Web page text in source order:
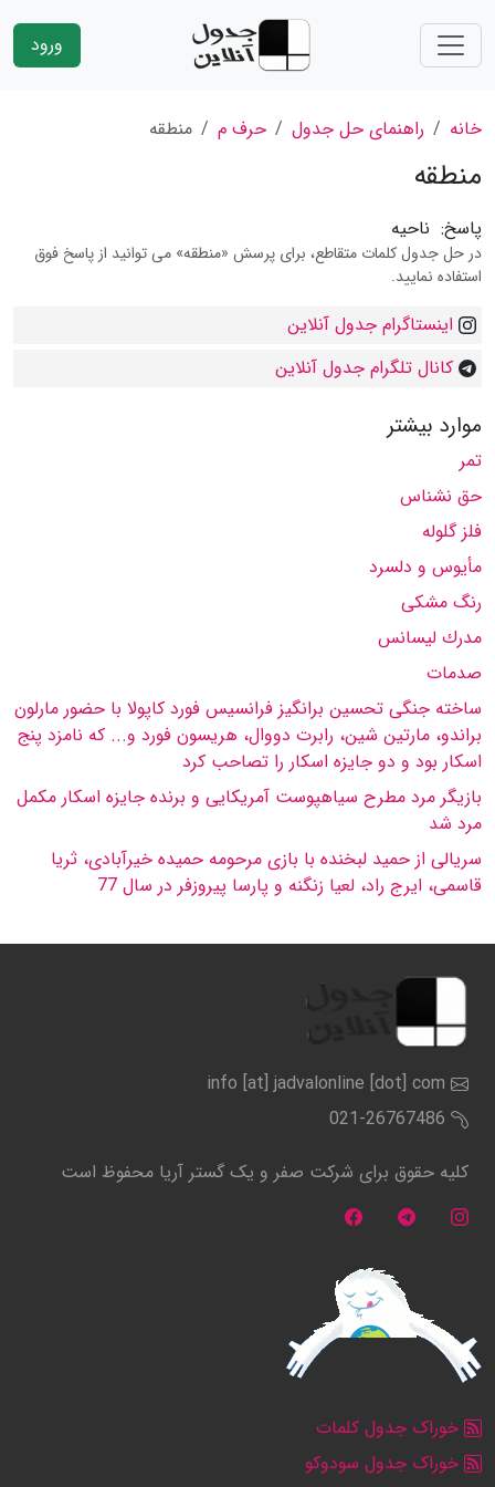
ورود
خانه راهنمای حل جدول حرف م منطقه
منطقه
پاسخ: ناحیه
در حل جدول کلمات متقاطع، برای پرسش «منطقه» می توانید از پاسخ فوق
استفاده نمایید.
اینستاگرام جدول آنلاین
کانال تلگرام جدول آنلاین
موارد بیشتر
تمر
حق نشناس
فلز گلوله
مأیوس و دلسرد
رنگ مشكی
مدرك لیسانس
صدمات
ساخته جنگى تحسین برانگیز فرانسیس فورد كاپولا با حضور مارلون
براندو، مارتین شین، رابرت دووال، هریسون فورد و... كه نامزد پنج
اسكار بود و دو جایزه اسكار را تصاحب كرد
بازیگر مرد مطرح سیاهپوست آمریكایى و برنده جایزه اسكار مكمل
مرد شد
سریالى از حمید لبخنده با بازى مرحومه حمیده خیرآبادى، ثریا
قاسمى، ایرج راد، لعیا زنگنه و پارسا پیروزفر در سال 77
info [at] jadvalonline [dot] com
021-26767486
کلیه حقوق برای شرکت صفر و یک گستر آریا محفوظ است
خوراک جدول کلمات
خوراک جدول سودوکو